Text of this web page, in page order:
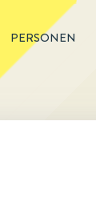
PERSONEN